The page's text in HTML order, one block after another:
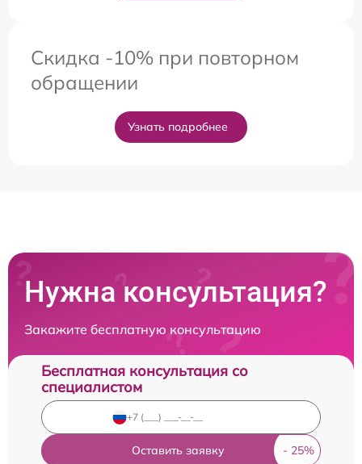
Скидка -10% при повторном
обращении
Узнать подробнее
Нужна консультация?
Закажите бесплатную консультацию
Бесплатная консультация со
специалистом
Оставить заявку